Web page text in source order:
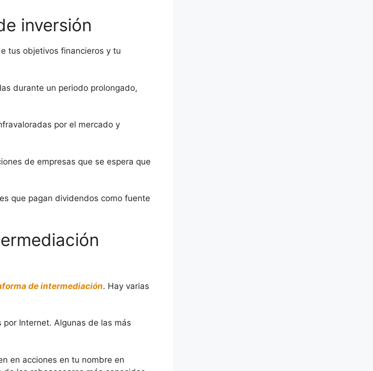
inversión
tus objetivos financieros y tu
durante un periodo prolongado,
por el mercado y
de empresas que se espera que
que pagan dividendos como fuente
de intermediación. Hay varias
por Internet. Algunas de las más
en acciones en tu nombre en